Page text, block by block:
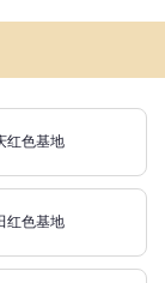
红色基地
红色基地